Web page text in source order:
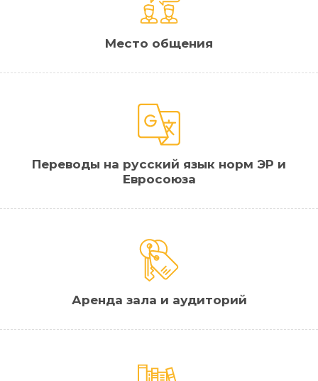
Место общения
Переводы на русский язык норм ЭР и
Евросоюза
Аренда зала и аудиторий